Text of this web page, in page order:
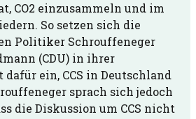
CO2 einzusammeln und im
So setzen sich die
Politiker Schrouffeneger
(CDU) in ihrer
ein, CCS in Deutschland
sprach sich jedoch
die Diskussion um CCS nicht